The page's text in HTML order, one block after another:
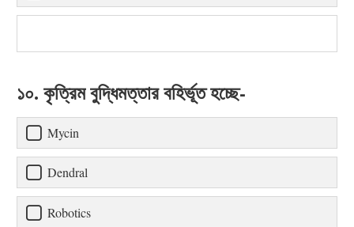
১০. কৃত্রিম বুদ্ধিমত্তার বহির্ভূত হচ্ছে-
Mycin
Dendral
Robotics